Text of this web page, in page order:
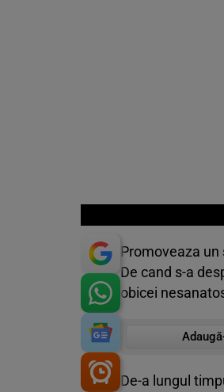
Promoveaza
De cand s-a
obicei
De-a lungul